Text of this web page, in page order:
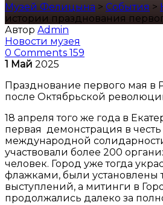
Музей Фелицына > События >
истории празднования
Автор Admin
Новости музея
0 Comments 159
1 Май 2025
Празднование первого мая в
после Октябрьской
18 апреля того же года в
первая демонстрация в
международной
участвовали более 200
человек. Город уже тогда
флажками, были установлены
выступлений, а митинги в
продолжались далеко за